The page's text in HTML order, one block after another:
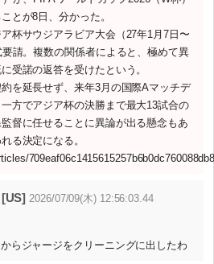
とが8日、分かった。
杯サウジアラビア大会（27年1月7日〜
請。複数の関係者によると、極めて異
受諾の返答を受けたという。
を延長せず、来年3月の国際Aマッチデ
方でアジア杯の決勝まで最大13試合の
督に任せることに異論が出る懸念もあ
る決定になる。
2026/07/09(木) 12:56:03.44
らジャージをクリーニングに出したわ